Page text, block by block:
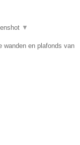
▼
wanden en plafonds van